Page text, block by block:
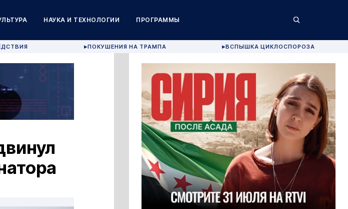
НАУКА И ТЕХНОЛОГИИ ПРОГРАММЫ
▶ПОКУШЕНИЯ НА ТРАМПА ▶ВСПЫШКА ЦИКЛОСПОРОЗА